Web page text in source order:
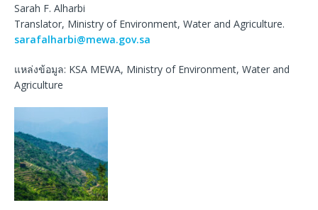
Sarah F. Alharbi
Translator, Ministry of Environment, Water and Agriculture.
sarafalharbi@mewa.gov.sa
แหล่งข้อมูล: KSA MEWA, Ministry of Environment, Water and
Agriculture